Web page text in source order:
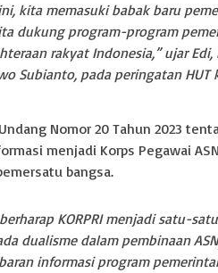
kita memasuki babak baru
dukung program-program
rakyat Indonesia,” ujar
Subianto, pada peringatan HUT
Nomor 20 Tahun 2023
menjadi Korps Pegawai
bangsa.
berharap KORPRI menjadi satu-
dualisme dalam pembinaan
informasi program